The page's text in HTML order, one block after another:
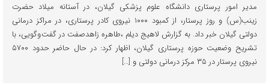
مدیر امور پرستاری دانشگاه علوم پزشکی گیلان، در آستانه میلاد حضرت
زینب(س) و روز پرستار، از کمبود ١٠٠٠ نیروی کادر پرستاری، در مراکز درمانی
دولتی گیلان خبر داد. به گزارش لاهیج دیلم ،طاهره زاهدصفت در گفت وگویی، با
تشریح وضعیت حوزه پرستاری گیلان، اظهار کرد: در حال حاضر حدود ٥٧٠٠
نیروی پرستار در ۳۵ مرکز درمانی دولتی و […]